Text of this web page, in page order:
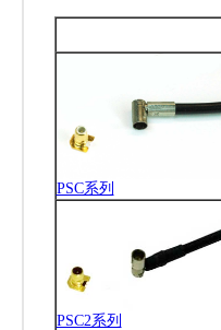
PSC系列
PSC2系列